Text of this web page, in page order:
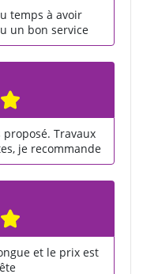
temps à avoir
un bon service
Travaux
je recommande
et le prix est